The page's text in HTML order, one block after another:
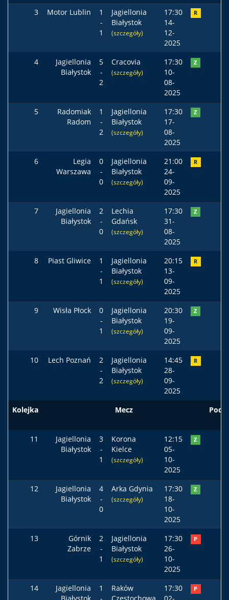
3 Motor Lublin
1
-
1
Jagiellonia
Białystok
(szczegóły)
17:30
14-
12-
2025
R
4
Jagiellonia
Białystok
5
-
2
Cracovia
(szczegóły)
17:30
10-
08-
2025
Z
5
Radomiak
Radom
1
-
2
Jagiellonia
Białystok
(szczegóły)
17:30
17-
08-
2025
Z
6
Legia
Warszawa
0
-
0
Jagiellonia
Białystok
(szczegóły)
21:00
24-
09-
2025
R
7
Jagiellonia
Białystok
2
-
0
Lechia
Gdańsk
(szczegóły)
17:30
31-
08-
2025
Z
8 Piast Gliwice
1
-
1
Jagiellonia
Białystok
(szczegóły)
20:15
13-
09-
2025
R
9 Wisła Płock
0
-
1
Jagiellonia
Białystok
(szczegóły)
20:30
19-
09-
2025
Z
10 Lech Poznań
2
-
2
Jagiellonia
Białystok
(szczegóły)
14:45
28-
09-
2025
R
Kolejka Mecz Podst
11
Jagiellonia
Białystok
3
-
1
Korona
Kielce
(szczegóły)
12:15
05-
10-
2025
Z
12
Jagiellonia
Białystok
4
-
0
Arka Gdynia
(szczegóły)
17:30
18-
10-
2025
Z
13
Górnik
Zabrze
2
-
1
Jagiellonia
Białystok
(szczegóły)
17:30
26-
10-
2025
P
14
Jagiellonia
1
Raków
17:30
P